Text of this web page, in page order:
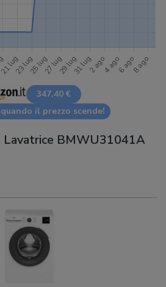
347,40 €
il prezzo scende!
BMWU31041A